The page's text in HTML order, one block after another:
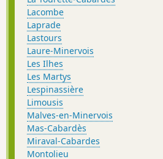
Lacombe
Laprade
Lastours
Laure-Minervois
Les Ilhes
Les Martys
Lespinassière
Limousis
Malves-en-Minervois
Mas-Cabardès
Miraval-Cabardes
Montolieu